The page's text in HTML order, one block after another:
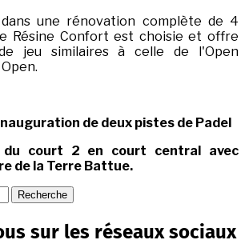
une rénovation complète de 4
Résine Confort est choisie et offre
jeu similaires à celle de l'Open
de deux pistes de Padel
du court 2 en court central avec
de la Terre Battue.
sur les réseaux sociaux